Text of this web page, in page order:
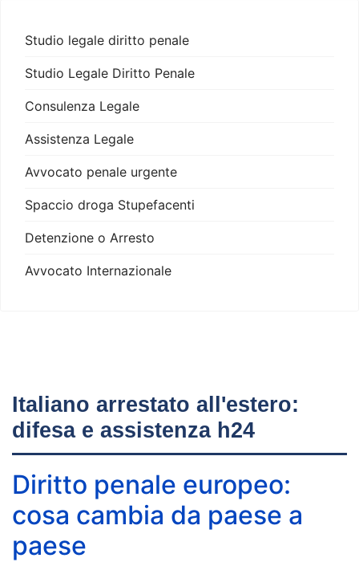
Studio legale diritto penale
Studio Legale Diritto Penale
Consulenza Legale
Assistenza Legale
Avvocato penale urgente
Spaccio droga Stupefacenti
Detenzione o Arresto
Avvocato Internazionale
Italiano arrestato all'estero:
difesa e assistenza h24
Diritto penale europeo:
cosa cambia da paese a
paese